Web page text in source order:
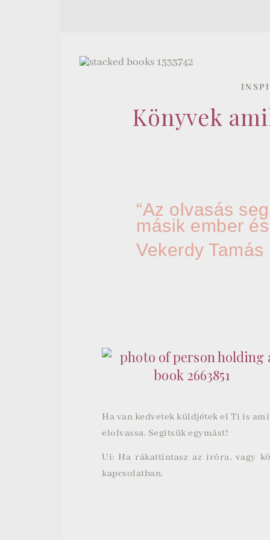
Könyvek
“Az olvasás
másik ember
Vekerdy Tamás
Ha van kedvetek küldjétek el Ti is
elolvassa. Segítsük egymást!
Ui: Ha rákattintasz az íróra, vagy
kapcsolatban.